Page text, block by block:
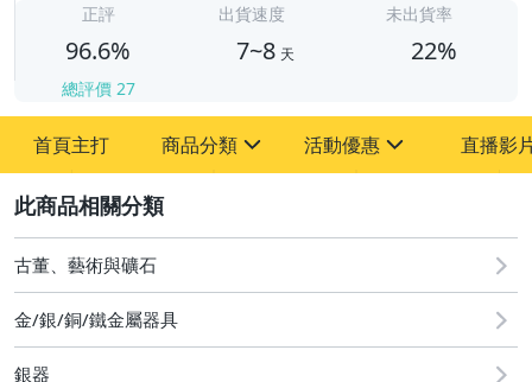
正評
96.6%
總評價 27
出貨速度
7~8 天
未出貨率
22%
首頁主打 商品分類
其它
活動優惠
[全店] 粉絲專享
[全店] 周年慶
直播影
古董、藝術與礦石
金/銀/銅/鐵金屬器具
銀器